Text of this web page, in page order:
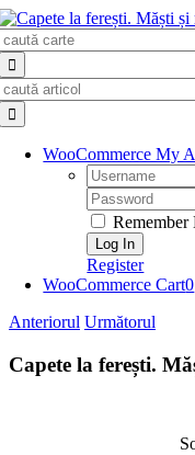
Skip
to
content
WooCommerce My
Username:
Password:
Remember
Register
WooCommerce Cart0
Anteriorul Următorul
Capete la ferești.